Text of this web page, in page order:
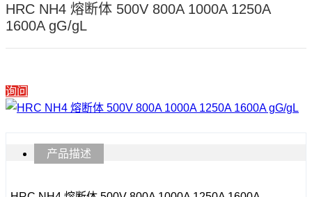
HRC NH4 熔断体 500V 800A 1000A 1250A
1600A gG/gL
询问
产品描述